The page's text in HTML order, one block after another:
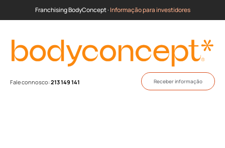
Franchising BodyConcept · Informação para investidores
Fale connosco:213 149 141 Receber informação